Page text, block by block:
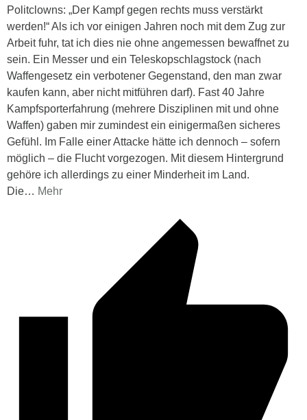
Politclowns: „Der Kampf gegen rechts muss verstärkt
werden!“ Als ich vor einigen Jahren noch mit dem Zug zur
Arbeit fuhr, tat ich dies nie ohne angemessen bewaffnet zu
sein. Ein Messer und ein Teleskopschlagstock (nach
Waffengesetz ein verbotener Gegenstand, den man zwar
kaufen kann, aber nicht mitführen darf). Fast 40 Jahre
Kampfsporterfahrung (mehrere Disziplinen mit und ohne
Waffen) gaben mir zumindest ein einigermaßen sicheres
Gefühl. Im Falle einer Attacke hätte ich dennoch – sofern
möglich – die Flucht vorgezogen. Mit diesem Hintergrund
gehöre ich allerdings zu einer Minderheit im Land.
Die… Mehr